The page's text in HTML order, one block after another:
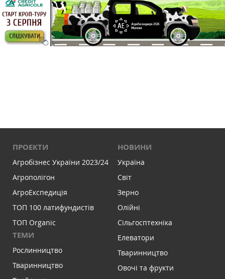
ПРОЕКТИ
Агробізнес України 2023/24
Агрополігон
АгроЕкспедиція
ТОП 100 латифундистів
ТОП Organic
ТЕМИ
Рослинництво
Тваринництво
НОВИНИ
Україна
Світ
Зерно
Олійні
Сільгосптехніка
Елеватори
Тваринництво
Овочі та фрукти